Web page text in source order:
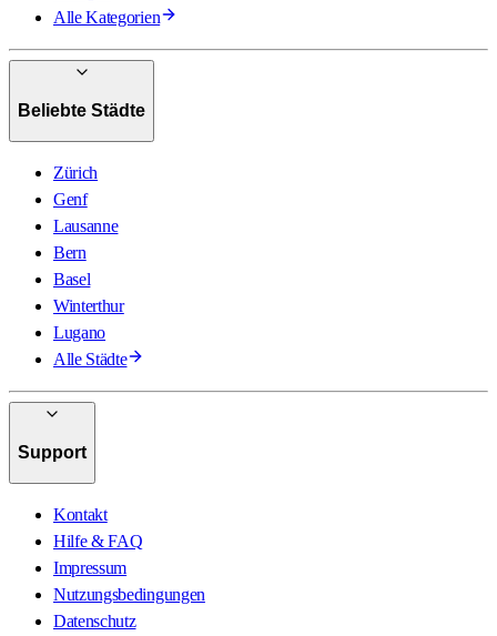
Alle Kategorien
Beliebte Städte
Zürich
Genf
Lausanne
Bern
Basel
Winterthur
Lugano
Alle Städte
Support
Kontakt
Hilfe & FAQ
Impressum
Nutzungsbedingungen
Datenschutz